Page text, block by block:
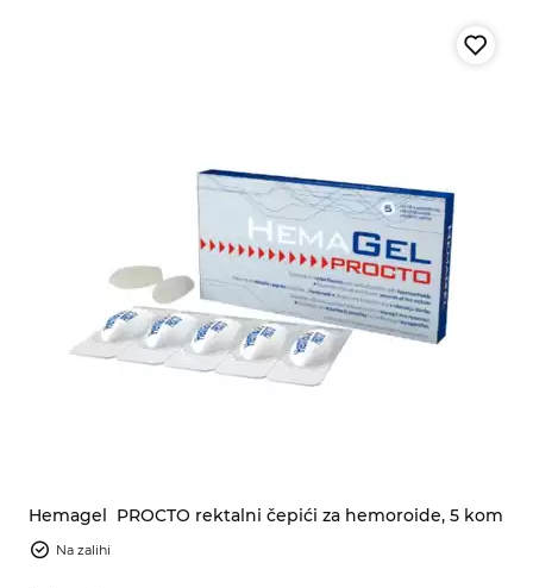
Hemagel PROCTO rektalni čepići za hemoroide, 5 kom
Na zalihi